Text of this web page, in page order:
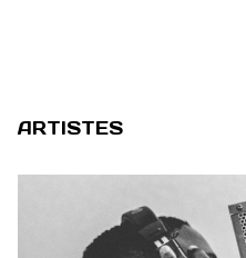
ARTISTES